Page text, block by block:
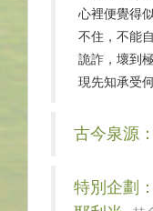
心裡便覺得
不住，不能
詭詐，壞到
現先知承受
古今泉源
特別企劃